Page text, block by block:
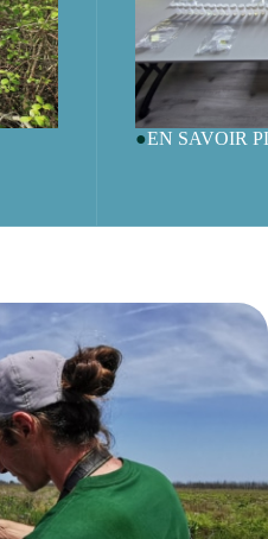
EN SAVOIR